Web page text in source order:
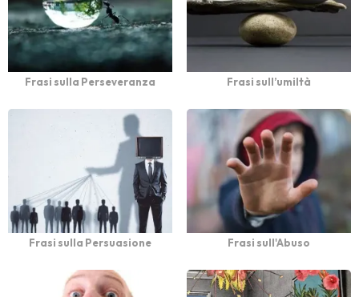
Frasi sulla Perseveranza Frasi sull’umiltà
Frasi sulla Persuasione Frasi sull'Abuso